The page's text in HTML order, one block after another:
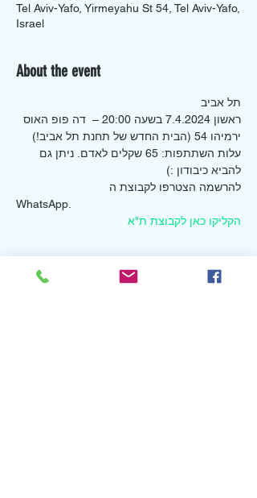
Tel Aviv-Yafo, Yirmeyahu St 54, Tel Aviv-Yafo,
Israel
About the event
תל אביב
ראשון 7.4.2024 בשעה 20:00 –  דה פופ האוס
ירמיהו 54 (הבית החדש של תחנת תל אביב!)
עלות השתתפות: 65 שקלים לאדם. ניתן גם
להביא כיבודון :)
להרשמה הצטרפו לקבוצת ה
WhatsApp.
הקליקו כאן לקבוצת ת"א
Tickets